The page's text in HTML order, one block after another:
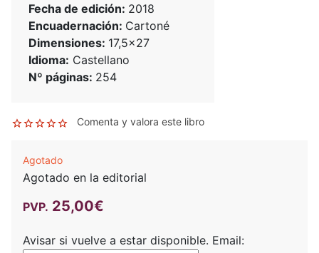
Fecha de edición: 2018
Encuadernación: Cartoné
Dimensiones: 17,5x27
Idioma: Castellano
Nº páginas: 254
Comenta y valora este libro
Agotado
Agotado en la editorial
PVP. 25,00€
Avisar si vuelve a estar disponible. Email: